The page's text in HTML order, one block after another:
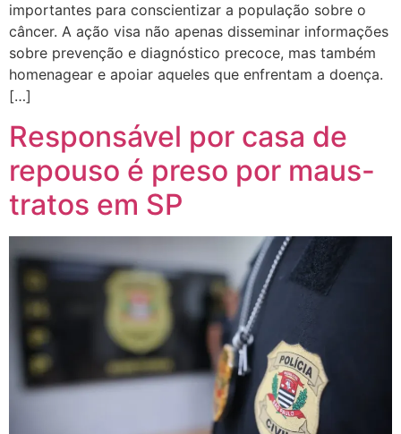
importantes para conscientizar a população sobre o
câncer. A ação visa não apenas disseminar informações
sobre prevenção e diagnóstico precoce, mas também
homenagear e apoiar aqueles que enfrentam a doença.
[…]
Responsável por casa de
repouso é preso por maus-
tratos em SP